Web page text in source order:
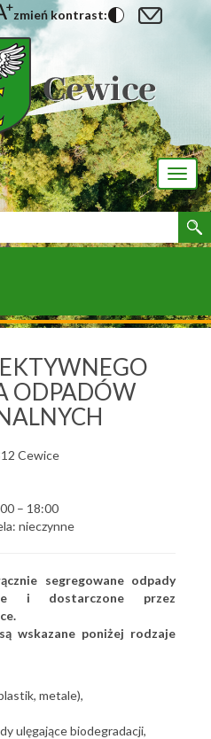
zmień kontrast:
ODPADÓW
Cewice
– 18:00
nieczynne
segregowane odpady
i dostarczone przez
wskazane poniżej rodzaje
metale),
ulęgające biodegradacji,